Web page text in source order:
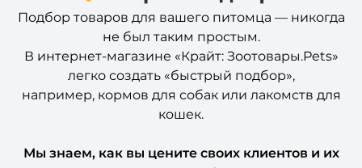
Подбор товаров для вашего питомца — никогда
не был таким простым.
В интернет-магазине «Крайт: Зоотовары.Pets»
легко создать «быстрый подбор»,
например, кормов для собак или лакомств для
кошек.
Мы знаем, как вы цените своих клиентов и их